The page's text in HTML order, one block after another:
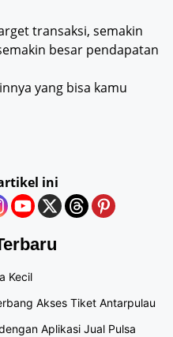
transaksi, semakin
besar pendapatan
yang bisa kamu
ini
Kecil
Akses Tiket Antarpulau
Aplikasi Jual Pulsa